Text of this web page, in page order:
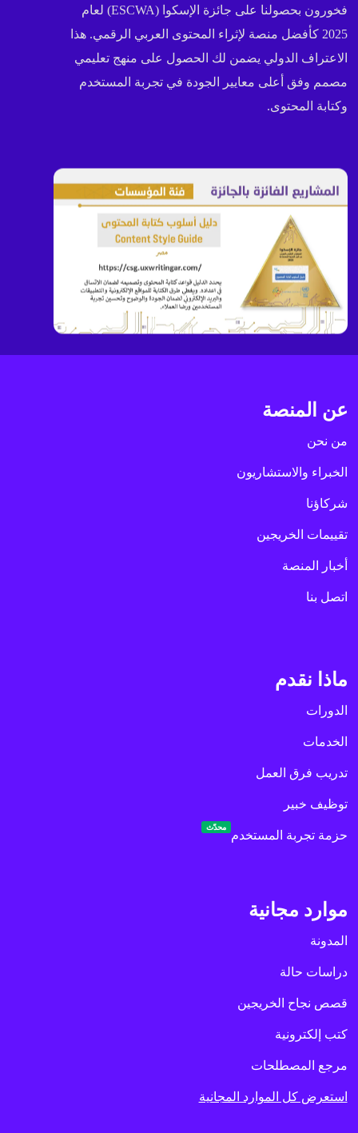
فخورون بحصولنا على جائزة الإسكوا (ESCWA) لعام
2025 كأفضل منصة لإثراء المحتوى العربي الرقمي. هذا
الاعتراف الدولي يضمن لك الحصول على منهج تعليمي
مصمم وفق أعلى معايير الجودة في تجربة المستخدم
وكتابة المحتوى.
عن المنصة
من نحن
الخبراء والاستشاريون
شركاؤنا
تقييمات الخريجين
أخبار المنصة
اتصل بنا
ماذا نقدم
الدورات
الخدمات
تدريب فرق العمل
توظيف خبير
حزمة تجربة المستخدم
محدّث
موارد مجانية
المدونة
دراسات حالة
قصص نجاح الخريجين
كتب إلكترونية
مرجع المصطلحات
استعرض كل الموارد المجانية